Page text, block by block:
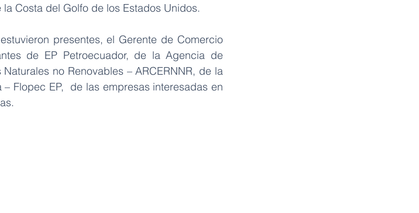
Costa del Golfo de los Estados Unidos.
presentes, el Gerente de Comercio
de EP Petroecuador, de la Agencia de
no Renovables – ARCERNNR, de la
Flopec EP,  de las empresas interesadas en